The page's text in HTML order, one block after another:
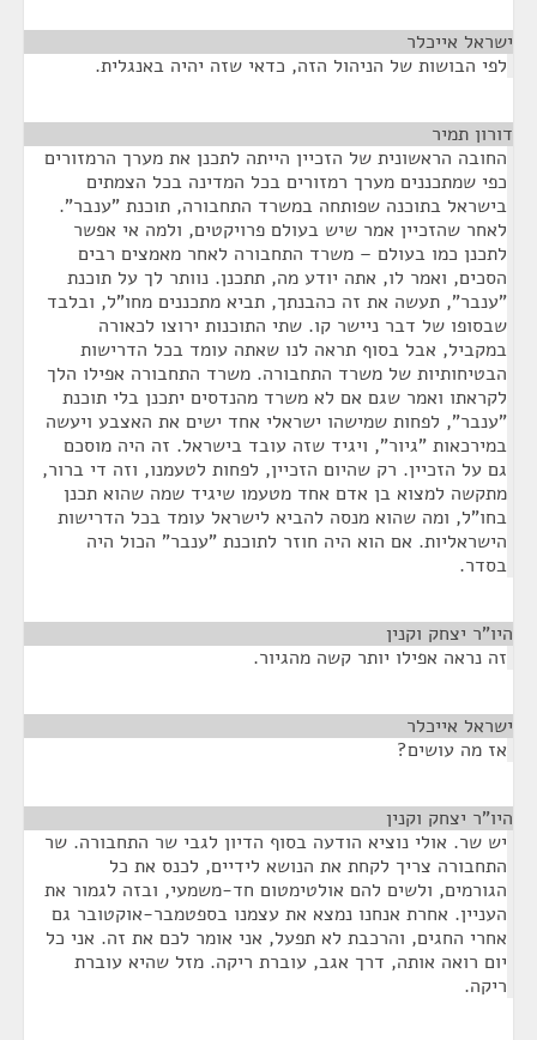
ישראל אייכלר
לפי הבושות של הניהול הזה, כדאי שזה יהיה באנגלית.
דורון תמיר
החובה הראשונית של הזכיין הייתה לתכנן את מערך הרמזורים
כפי שמתכננים מערך רמזורים בכל המדינה בכל הצמתים
בישראל בתוכנה שפותחה במשרד התחבורה, תוכנת "ענבר".
לאחר שהזכיין אמר שיש בעולם פרויקטים, ולמה אי אפשר
לתכנן כמו בעולם – משרד התחבורה לאחר מאמצים רבים
הסכים, ואמר לו, אתה יודע מה, תתכנן. נוותר לך על תוכנת
"ענבר", תעשה את זה כהבנתך, תביא מתכננים מחו"ל, ובלבד
שבסופו של דבר ניישר קו. שתי התוכנות ירוצו לכאורה
במקביל, אבל בסוף תראה לנו שאתה עומד בכל הדרישות
הבטיחותיות של משרד התחבורה. משרד התחבורה אפילו הלך
לקראתו ואמר שגם אם לא משרד מהנדסים יתכנן בלי תוכנת
"ענבר", לפחות שמישהו ישראלי אחד ישים את האצבע ויעשה
במירכאות "גיור", ויגיד שזה עובד בישראל. זה היה מוסכם
גם על הזכיין. רק שהיום הזכיין, לפחות לטעמנו, וזה די ברור,
מתקשה למצוא בן אדם אחד מטעמו שיגיד שמה שהוא תכנן
בחו"ל, ומה שהוא מנסה להביא לישראל עומד בכל הדרישות
הישראליות. אם הוא היה חוזר לתוכנת "ענבר" הכול היה
בסדר.
היו"ר יצחק וקנין
זה נראה אפילו יותר קשה מהגיור.
ישראל אייכלר
אז מה עושים?
היו"ר יצחק וקנין
יש שר. אולי נוציא הודעה בסוף הדיון לגבי שר התחבורה. שר
התחבורה צריך לקחת את הנושא לידיים, לכנס את כל
הגורמים, ולשים להם אולטימטום חד-משמעי, ובזה לגמור את
העניין. אחרת אנחנו נמצא את עצמנו בספטמבר-אוקטובר גם
אחרי החגים, והרכבת לא תפעל, אני אומר לכם את זה. אני כל
יום רואה אותה, דרך אגב, עוברת ריקה. מזל שהיא עוברת
ריקה.